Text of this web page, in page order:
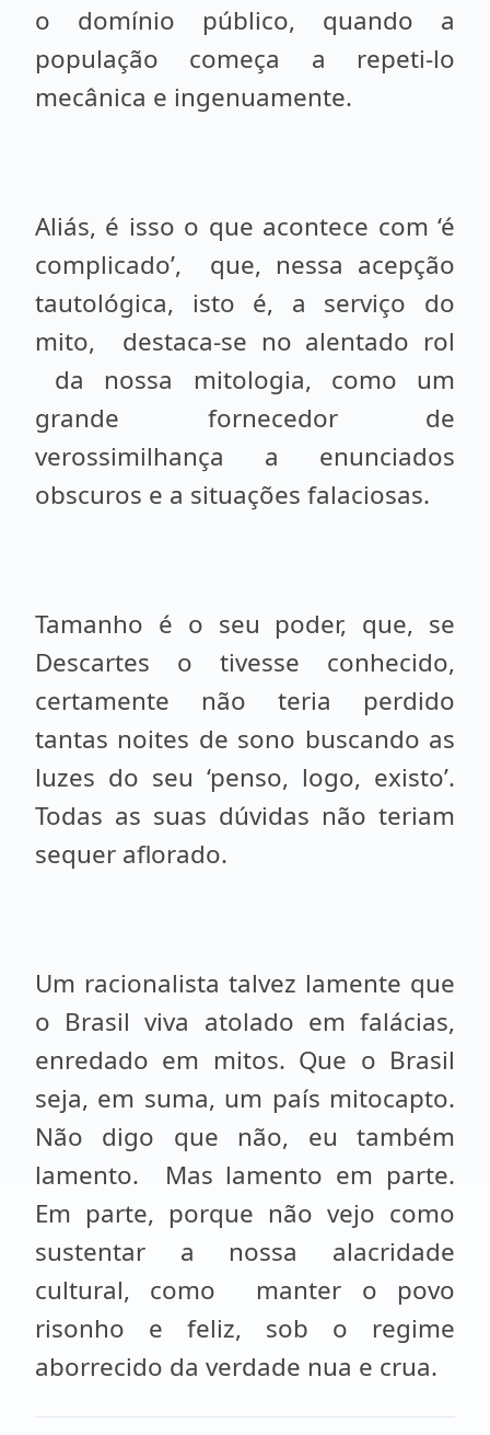
o domínio público, quando a
população começa a repeti-lo
mecânica e ingenuamente.
Aliás, é isso o que acontece com ‘é
complicado’,
que, nessa acepção
tautológica, isto é, a serviço do
mito,
destaca-se no alentado rol
da nossa mitologia, como um
grande fornecedor de
verossimilhança a enunciados
obscuros e a situações falaciosas.
Tamanho é o seu poder, que, se
Descartes o tivesse conhecido,
certamente não teria perdido
tantas noites de sono buscando as
luzes do seu ‘penso, logo, existo’.
Todas as suas dúvidas não teriam
sequer aflorado.
Um racionalista talvez lamente que
o Brasil viva atolado em falácias,
enredado em mitos. Que o Brasil
seja, em suma, um país mitocapto.
Não digo que não, eu também
lamento.
Mas lamento em parte.
Em parte, porque não vejo como
sustentar a nossa alacridade
cultural, como
manter o povo
risonho e feliz, sob o regime
aborrecido da verdade nua e crua.